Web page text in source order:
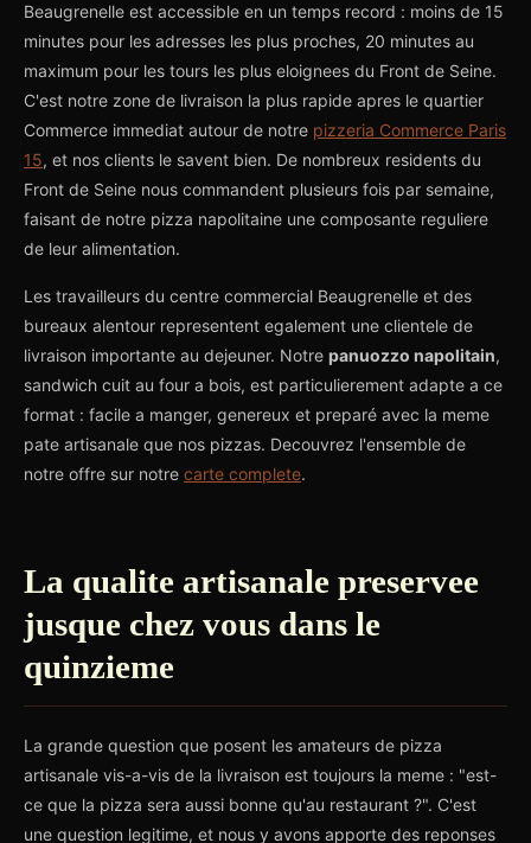
Beaugrenelle est accessible en un temps record : moins de 15
minutes pour les adresses les plus proches, 20 minutes au
maximum pour les tours les plus eloignees du Front de Seine.
C'est notre zone de livraison la plus rapide apres le quartier
Commerce immediat autour de notre pizzeria Commerce Paris
15, et nos clients le savent bien. De nombreux residents du
Front de Seine nous commandent plusieurs fois par semaine,
faisant de notre pizza napolitaine une composante reguliere
de leur alimentation.
Les travailleurs du centre commercial Beaugrenelle et des
bureaux alentour representent egalement une clientele de
livraison importante au dejeuner. Notre panuozzo napolitain,
sandwich cuit au four a bois, est particulierement adapte a ce
format : facile a manger, genereux et preparé avec la meme
pate artisanale que nos pizzas. Decouvrez l'ensemble de
notre offre sur notre carte complete.
La qualite artisanale preservee
jusque chez vous dans le
quinzieme
La grande question que posent les amateurs de pizza
artisanale vis-a-vis de la livraison est toujours la meme : "est-
ce que la pizza sera aussi bonne qu'au restaurant ?". C'est
une question legitime, et nous y avons apporte des reponses